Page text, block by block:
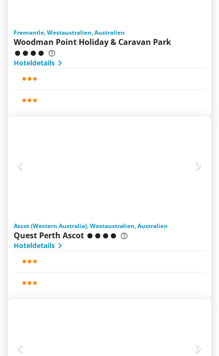
Fremantle, Westaustralien, Australien
Woodman Point Holiday & Caravan Park
Hoteldetails
Ascot (Western Australia), Westaustralien, Australien
Quest Perth Ascot
Hoteldetails